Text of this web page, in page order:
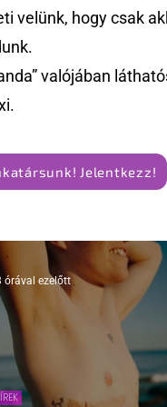
velünk, hogy csak
valójában
Jelentkezz!
órával ezelőtt